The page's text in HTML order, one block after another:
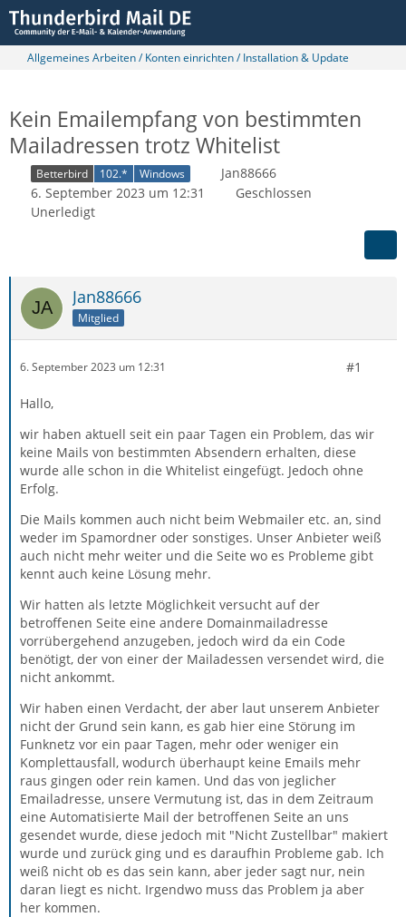
Allgemeines Arbeiten / Konten einrichten / Installation & Update
Kein Emailempfang von bestimmten
Mailadressen trotz Whitelist
Betterbird 102.* Windows
Jan88666
6. September 2023 um 12:31
Geschlossen
Unerledigt
Jan88666
Mitglied
6. September 2023 um 12:31 #1
Hallo,
wir haben aktuell seit ein paar Tagen ein Problem, das wir
keine Mails von bestimmten Absendern erhalten, diese
wurde alle schon in die Whitelist eingefügt. Jedoch ohne
Erfolg.
Die Mails kommen auch nicht beim Webmailer etc. an, sind
weder im Spamordner oder sonstiges. Unser Anbieter weiß
auch nicht mehr weiter und die Seite wo es Probleme gibt
kennt auch keine Lösung mehr.
Wir hatten als letzte Möglichkeit versucht auf der
betroffenen Seite eine andere Domainmailadresse
vorrübergehend anzugeben, jedoch wird da ein Code
benötigt, der von einer der Mailadessen versendet wird, die
nicht ankommt.
Wir haben einen Verdacht, der aber laut unserem Anbieter
nicht der Grund sein kann, es gab hier eine Störung im
Funknetz vor ein paar Tagen, mehr oder weniger ein
Komplettausfall, wodurch überhaupt keine Emails mehr
raus gingen oder rein kamen. Und das von jeglicher
Emailadresse, unsere Vermutung ist, das in dem Zeitraum
eine Automatisierte Mail der betroffenen Seite an uns
gesendet wurde, diese jedoch mit "Nicht Zustellbar" makiert
wurde und zurück ging und es daraufhin Probleme gab. Ich
weiß nicht ob es das sein kann, aber jeder sagt nur, nein
daran liegt es nicht. Irgendwo muss das Problem ja aber
her kommen.